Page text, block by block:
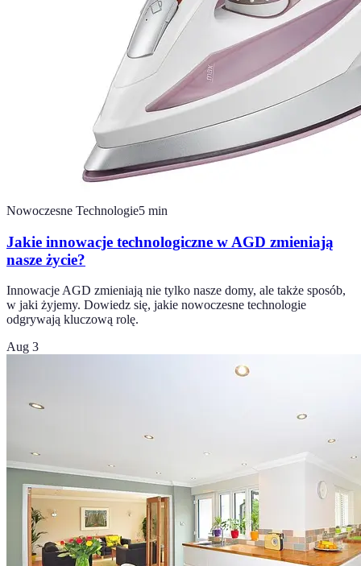
Nowoczesne Technologie5 min
Jakie innowacje technologiczne w AGD zmieniają
nasze życie?
Innowacje AGD zmieniają nie tylko nasze domy, ale także sposób,
w jaki żyjemy. Dowiedz się, jakie nowoczesne technologie
odgrywają kluczową rolę.
Aug 3